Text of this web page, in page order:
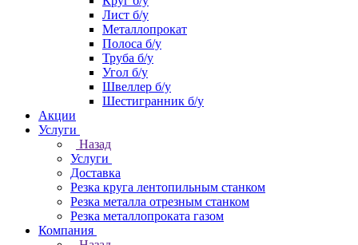
Лист б/у
Металлопрокат
Полоса б/у
Труба б/у
Угол б/у
Швеллер б/у
Шестигранник б/у
Акции
Услуги
Назад
Услуги
Доставка
Резка круга лентопильным станком
Резка металла отрезным станком
Резка металлопроката газом
Компания